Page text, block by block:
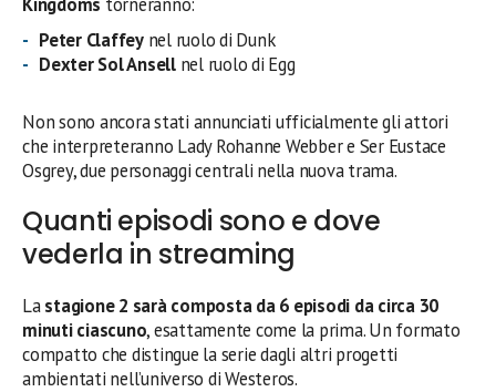
Peter Claffeynel ruolo di Dunk
Dexter Sol Ansellnel ruolo di Egg
Non sono ancora stati annunciati ufficialmente gli attori
che interpreteranno Lady Rohanne Webber e Ser Eustace
Osgrey, due personaggi centrali nella nuova trama.
Quanti episodi sono e dove
vederla in streaming
Lastagione 2 sarà composta da 6 episodi da circa 30
minuti ciascuno, esattamente come la prima. Un formato
compatto che distingue la serie dagli altri progetti
ambientati nell’universo di Westeros.